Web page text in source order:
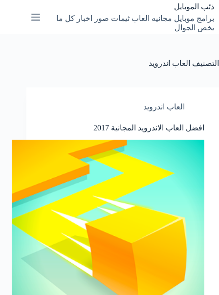
التجاوز
المحتوى
ذئب الموبايل
برامج موبايل مجانيه العاب ثيمات صور اخبار كل ما
يخص الجوال
التصنيف العاب اندرويد
العاب اندرويد
افضل العاب الاندرويد المجانية 2017